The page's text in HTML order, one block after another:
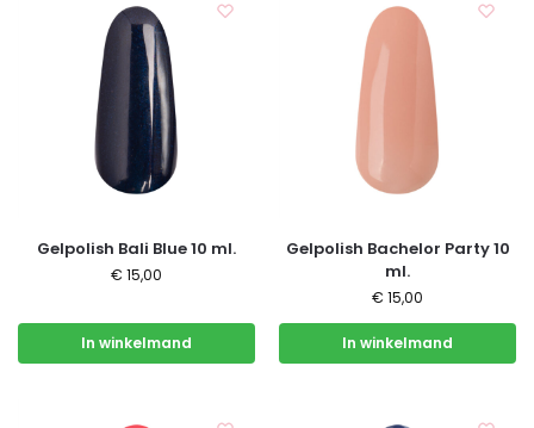
Gelpolish Bali Blue 10 ml.
€ 15,00
In winkelmand
Gelpolish Bachelor Party 10
ml.
€ 15,00
In winkelmand